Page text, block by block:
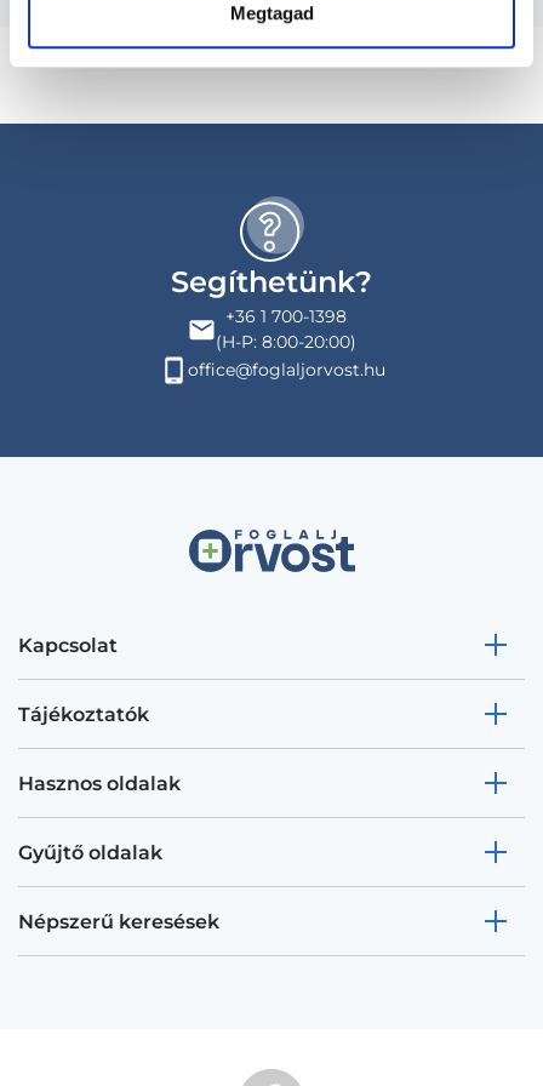
Megtagad
Segíthetünk?
+36 1 700-1398
(H-P: 8:00-20:00)
office@foglaljorvost.hu
Kapcsolat
Tájékoztatók
Hasznos oldalak
Gyűjtő oldalak
Népszerű keresések